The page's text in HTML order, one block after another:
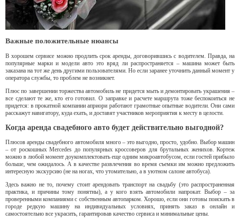
Важные положительные нюансы
В хорошем сервисе можно продлить срок аренды, договорившись с водителем. Правда, на
популярные марки и модели авто это вряд ли распространяется – машина может быть
заказана на тот же день другими пользователями. Но если заранее уточнить данный момент у
оператора службы, то проблем не возникнет.
Плюс по завершении торжества автомобиль не придется мыть и демонтировать украшения –
все сделают те же, кто его готовил. О заправке и расчете маршрута тоже беспокоиться не
придется: в прокатной компании априори работают грамотные опытные водители. Они сами
расскажут навигатору, куда ехать, и доставят участников мероприятия к месту в целости.
Когда аренда свадебного авто будет действительно выгодной?
Плюсов аренды свадебного автомобиля много – это выгодно, просто, удобно. Выбор машин
– от роскошных Mercedes до популярных кроссоверов для брутальных женихов. Кортеж
можно в любой момент доукомплектовать еще одним микроавтобусом, если гостей прибыло
больше, чем ожидалось. А в качестве развлечения во время съемки им можно предложить
интересную экскурсию (не на ногах, что утомительно, а в уютном салоне автобуса).
Здесь важно не то, почему стоит арендовать транспорт на свадьбу (это распространенная
практика, и причины тому понятны), а у кого взять автомобили напрокат. Выбор – за
проверенными компаниями с собственным автопарком. Хорошо, если они готовы поискать в
городе редкую машину на индивидуальных условиях, принять заказ в онлайн и
самостоятельно все украсить, гарантировав качество сервиса и минимальные цены.